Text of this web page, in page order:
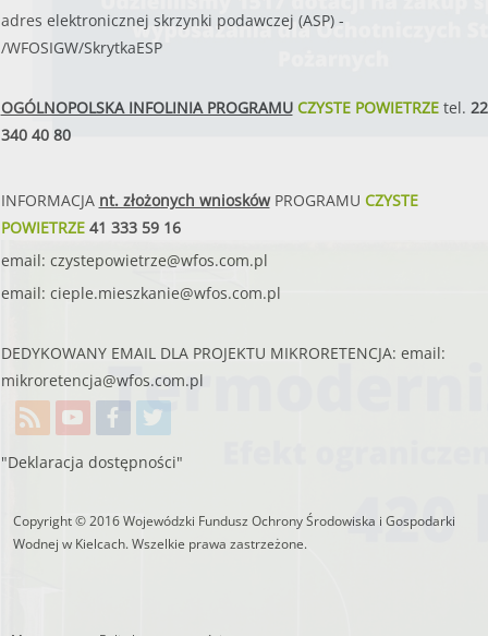
od poniedziałku do
22 340 40 80
https://
adres elektronicznej skrzynki podawczej (ASP) -
/WFOSIGW/SkrytkaESP
OGÓLNOPOLSKA INFOLINIA PROGRAMUCZYSTE POWIETRZEtel. 22
340 40 80
INFORMACJA nt. złożonych wnioskówPROGRAMU CZYSTE
POWIETRZE41 333 59 16
email: czystepowietrze@wfos.com.pl
email: cieple.mieszkanie@wfos.com.pl
DEDYKOWANY EMAIL DLA PROJEKTU MIKRORETENCJA: email:
mikroretencja@wfos.com.pl
"Deklaracja dostępności"
Copyright © 2016 Wojewódzki Fundusz Ochrony Środowiska i Gospodarki
Wodnej w Kielcach. Wszelkie prawa zastrzeżone.